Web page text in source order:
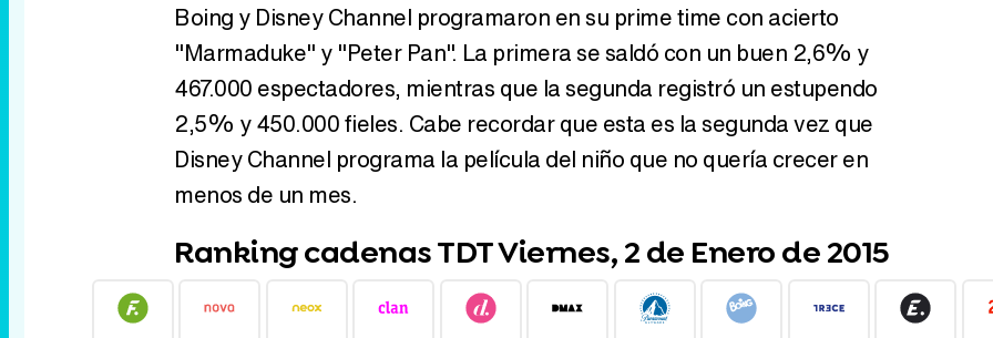
Boing y Disney Channel programaron en su prime time con acierto
"Marmaduke" y "Peter Pan". La primera se saldó con un buen 2,6% y
467.000 espectadores, mientras que la segunda registró un estupendo
2,5% y 450.000 fieles. Cabe recordar que esta es la segunda vez que
Disney Channel programa la película del niño que no quería crecer en
menos de un mes.
Ranking cadenas TDT Viernes, 2 de Enero de 2015